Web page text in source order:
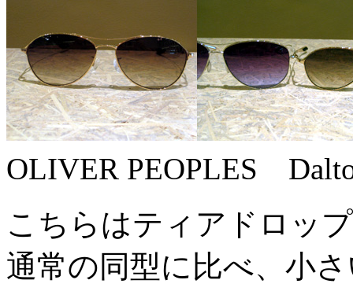
OLIVER PEOPLES
こちらはティアドロッ
通常の同型に比べ、小